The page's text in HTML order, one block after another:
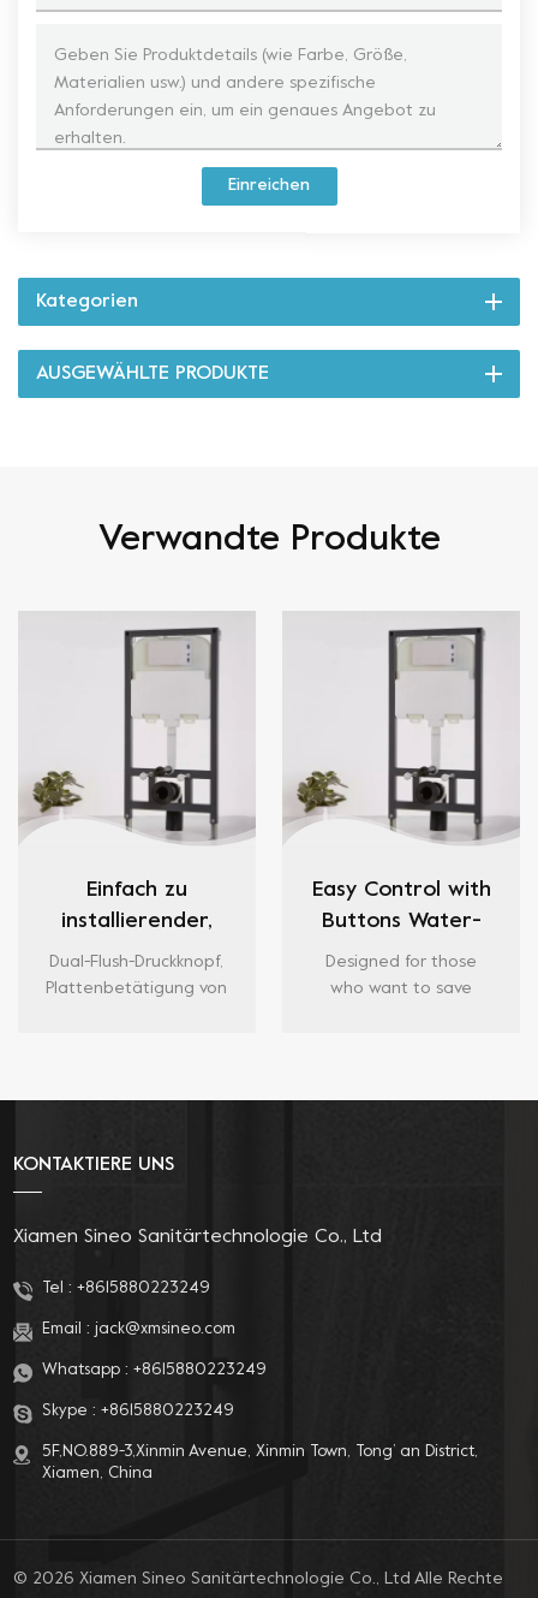
Einreichen
Kategorien
AUSGEWÄHLTE PRODUKTE
Verwandte Produkte
Einfach zu
installierender,
wassersparender,
verdeckter 7,5-
Dual-Flush-Druckknopf,
Plattenbetätigung von
Wasserversorgung,
Inspektionsschacht.
Easy Control with
Buttons Water-
saving 7.5L
Concealed
Designed for those
who want to save
our innovative
KONTAKTIERE UNS
Xiamen Sineo Sanitärtechnologie Co., Ltd
Tel : +8615880223249
Email : jack@xmsineo.com
Whatsapp : +8615880223249
Skype : +8615880223249
5F,NO.889-3,Xinmin Avenue, Xinmin Town, Tong’ an District,
Xiamen, China
© 2026 Xiamen Sineo Sanitärtechnologie Co., Ltd Alle Rechte